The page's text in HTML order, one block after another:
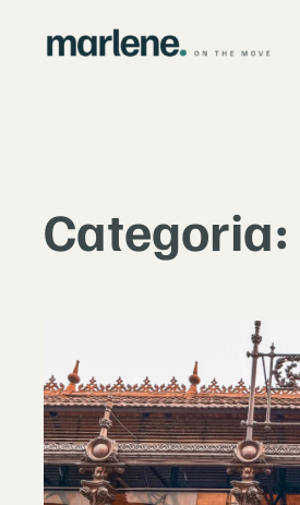
Categoria: